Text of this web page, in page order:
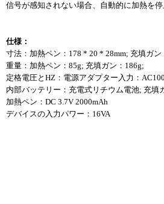
信号が感知されない場合、自動的に加熱を停
仕様：
寸法：加熱ペン：178 * 20 * 28mm; 充填ガ
重量：加熱ペン：85g; 充填ガン：186g;
定格電圧とHZ：電源アダプター入力：
内部バッテリー：充電式リチウム電池; 充填
加熱ペン：DC 3.7V 2000mAh
デバイスの入力パワー：16VA